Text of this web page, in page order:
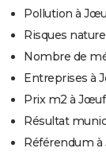
Pollution à
Risques
Nombre de
Entreprises à
Prix m2 à Jœuf
Résultat
Référendum